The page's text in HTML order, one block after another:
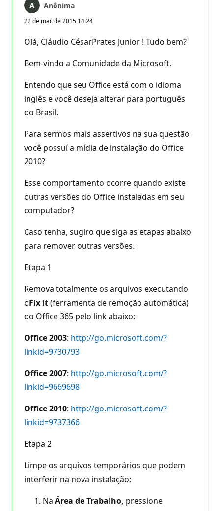
Anônima
22 de mar. de 2015 14:24
Olá, Cláudio CésarPrates Junior ! Tudo bem?
Bem-vindo a Comunidade da Microsoft.
Entendo que seu Office está com o idioma
inglês e você deseja alterar para português
do Brasil.
Para sermos mais assertivos na sua questão
você possuí a mídia de instalação do Office
2010?
Esse comportamento ocorre quando existe
outras versões do Office instaladas em seu
computador?
Caso tenha, sugiro que siga as etapas abaixo
para remover outras versões.
Etapa 1
Remova totalmente os arquivos executando
oFix it(ferramenta de remoção automática)
do Office 365 pelo link abaixo:
Office 2003: http://go.microsoft.com/?
linkid=9730793
Office 2007: http://go.microsoft.com/?
linkid=9669698
Office 2010: http://go.microsoft.com/?
linkid=9737366
Etapa 2
Limpe os arquivos temporários que podem
interferir na nova instalação:
Na Área de Trabalho, pressione